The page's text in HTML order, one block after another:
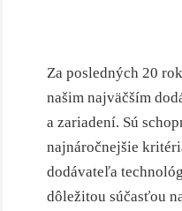
Za posledných 20
našim najväčším
a zariadení. Sú
najnáročnejšie
dodávateľa
dôležitou súčasťou